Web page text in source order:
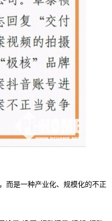
而是一种产业化、规模化的不正